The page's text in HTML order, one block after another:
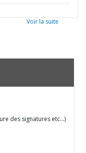
Voir la suite
des signatures etc…)